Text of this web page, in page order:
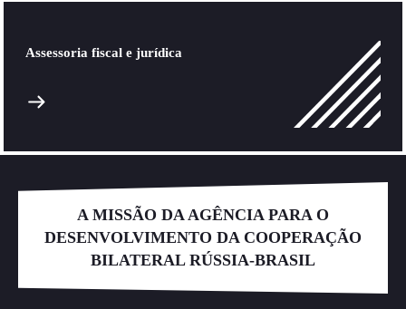
Assessoria fiscal e jurídica
A MISSÃO DA AGÊNCIA PARA O
DESENVOLVIMENTO DA COOPERAÇÃO
BILATERAL RÚSSIA-BRASIL